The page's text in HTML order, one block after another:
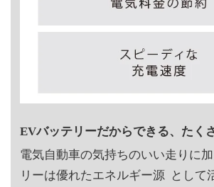
EVバッテリーだからできる、たく
電気自動車の気持ちのいい走りに
リーは優れたエネルギー源 として